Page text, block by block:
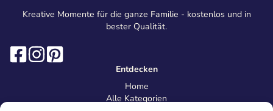
Kreative Momente für die ganze Familie - kostenlos und in
bester Qualität.
Entdecken
Home
Alle Kategorien